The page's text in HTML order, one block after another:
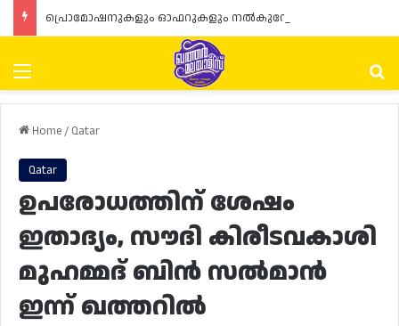
Menu
Home/ Qatar
Qatar
ഉപരോധത്തിന് ശേഷം
ഇതാദ്യം, സൗദി കിരീടവകാശി
മുഹമ്മദ് ബിൻ സൽമാൻ
ഇന്ന് ഖത്തറിൽ